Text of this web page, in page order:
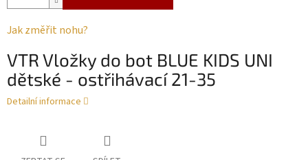
Jak změřit nohu?
VTR Vložky do bot BLUE KIDS UNI
dětské - ostřihávací 21-35
Detailní informace